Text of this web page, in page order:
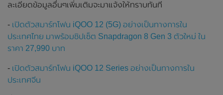
ละเอียดข้อมูลอื่นๆเพิ่มเติมจะมาแจ้งให้ทราบทันที
- เปิดตัวสมาร์ทโฟน iQOO 12 (5G) อย่างเป็นทางการใน
ประเทศไทย มาพร้อมชิปเซ็ต Snapdragon 8 Gen 3 ตัวใหม่ ใน
ราคา 27,990 บาท
- เปิดตัวสมาร์ทโฟน iQOO 12 Series อย่างเป็นทางการใน
ประเทศจีน